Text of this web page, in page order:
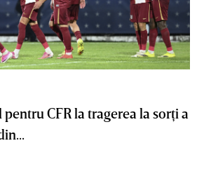
CFR la tragerea la sorţi a